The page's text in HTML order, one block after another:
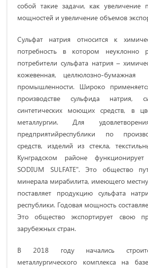
собой такие задачи, как увеличение
мощностей и увеличение объемов
Сульфат натрия относится к
потребность в котором неуклонно
потребители сульфата натрия –
кожевенная, целлюлозно-
промышленности. Широко
производстве сульфида натрия,
синтетических моющих средств, в
металлургии. Для
предприятийреспублики по
средств, изделий из стекла,
Кунградском районе
SODIUM SULFATE". Это общество
минерала мирабилита, имеющего
поставляет продукцию сульфата
республики. Годовая мощность
Это общество экспортирует свою
зарубежных стран.
В 2018 году начались
металлургического комплекса на